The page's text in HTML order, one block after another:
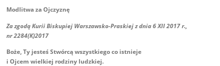
Modlitwa za Ojczyznę
Za zgodą Kurii Biskupiej Warszawsko-Praskiej z dnia 6 XII 2017 r.,
nr 2284(K)2017
Boże, Ty jesteś Stwórcą wszystkiego co istnieje
i Ojcem wielkiej rodziny ludzkiej.